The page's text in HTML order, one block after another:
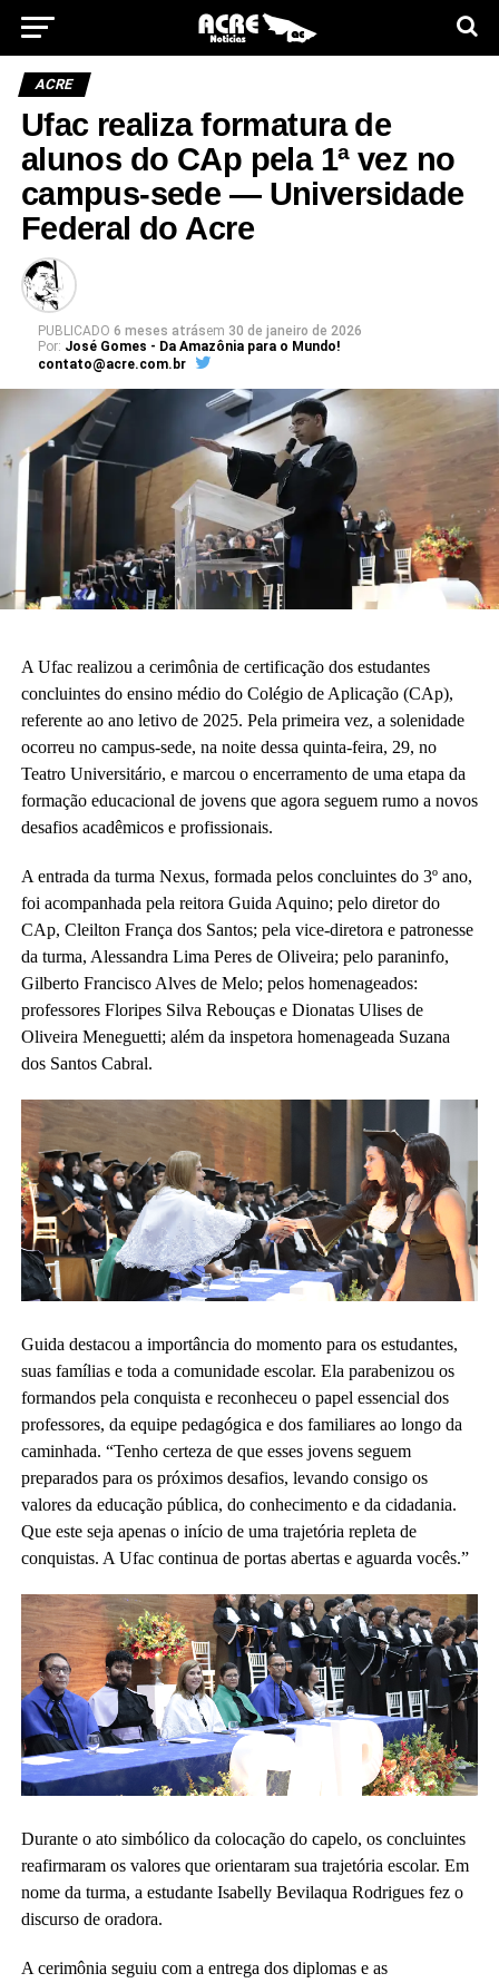
ACRE
Ufac realiza formatura de
alunos do CAp pela 1ª vez no
campus-sede — Universidade
Federal do Acre
PUBLICADO 6 meses atrásem 30 de janeiro de 2026
Por: José Gomes - Da Amazônia para o Mundo!
contato@acre.com.br
A Ufac realizou a cerimônia de certificação dos estudantes
concluintes do ensino médio do Colégio de Aplicação (CAp),
referente ao ano letivo de 2025. Pela primeira vez, a solenidade
ocorreu no campus-sede, na noite dessa quinta-feira, 29, no
Teatro Universitário, e marcou o encerramento de uma etapa da
formação educacional de jovens que agora seguem rumo a novos
desafios acadêmicos e profissionais.
A entrada da turma Nexus, formada pelos concluintes do 3º ano,
foi acompanhada pela reitora Guida Aquino; pelo diretor do
CAp, Cleilton França dos Santos; pela vice-diretora e patronesse
da turma, Alessandra Lima Peres de Oliveira; pelo paraninfo,
Gilberto Francisco Alves de Melo; pelos homenageados:
professores Floripes Silva Rebouças e Dionatas Ulises de
Oliveira Meneguetti; além da inspetora homenageada Suzana
dos Santos Cabral.
Guida destacou a importância do momento para os estudantes,
suas famílias e toda a comunidade escolar. Ela parabenizou os
formandos pela conquista e reconheceu o papel essencial dos
professores, da equipe pedagógica e dos familiares ao longo da
caminhada. “Tenho certeza de que esses jovens seguem
preparados para os próximos desafios, levando consigo os
valores da educação pública, do conhecimento e da cidadania.
Que este seja apenas o início de uma trajetória repleta de
conquistas. A Ufac continua de portas abertas e aguarda vocês.”
Durante o ato simbólico da colocação do capelo, os concluintes
reafirmaram os valores que orientaram sua trajetória escolar. Em
nome da turma, a estudante Isabelly Bevilaqua Rodrigues fez o
discurso de oradora.
A cerimônia seguiu com a entrega dos diplomas e as